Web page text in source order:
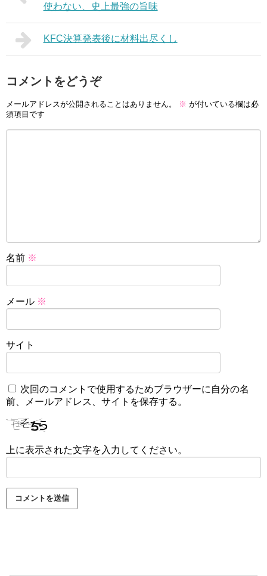
使わない、史上最強の旨味
KFC決算発表後に材料出尽くし
コメントをどうぞ
メールアドレスが公開されることはありません。 ※ が付いている欄は必
須項目です
名前 ※
メール ※
サイト
次回のコメントで使用するためブラウザーに自分の名
前、メールアドレス、サイトを保存する。
上に表示された文字を入力してください。